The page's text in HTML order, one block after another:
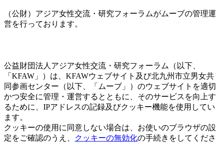
（公財）アジア女性交流・研究フォーラムがムーブの管理運
営を行っております。
公益財団法人アジア女性交流・研究フォーラム（以下、
「KFAW」）は、KFAWウェブサイト及び北九州市立男女共
同参画センター（以下、「ムーブ」）のウェブサイトを適切
かつ安全に管理・運営するとともに、そのサービスを向上す
るために、IPアドレスの記録及びクッキー機能を使用してい
ます。
クッキーの使用に同意しない場合は、お使いのブラウザの設
定をご確認のうえ、
クッキーの無効化の手続きをしてくださ